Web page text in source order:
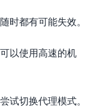
时都有可能失效。
以使用高速的机
试切换代理模式。